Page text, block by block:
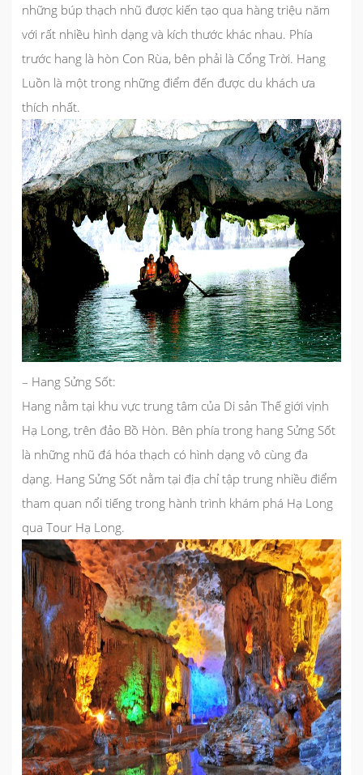
những búp thạch nhũ được kiến tạo qua hàng triệu năm
với rất nhiều hình dạng và kích thước khác nhau. Phía
trước hang là hòn Con Rùa, bên phải là Cổng Trời. Hang
Luồn là một trong những điểm đến được du khách ưa
thích nhất.
– Hang Sửng Sốt:
Hang nằm tại khu vực trung tâm của Di sản Thế giới vịnh
Hạ Long, trên đảo Bồ Hòn. Bên phía trong hang Sửng Sốt
là những nhũ đá hóa thạch có hình dạng vô cùng đa
dạng. Hang Sửng Sốt nằm tại địa chỉ tập trung nhiều điểm
tham quan nổi tiếng trong hành trình khám phá Hạ Long
qua Tour Hạ Long.